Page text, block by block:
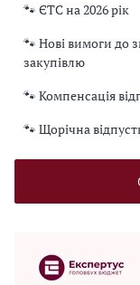
🐾 ЄТС на 2026 рік
🐾 Нові вимоги до
закупівлю
🐾 Компенсація
🐾 Щорічна